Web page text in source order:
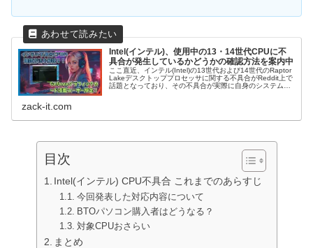
Intel(インテル)、使用中の13・14世代CPUに不
具合が発生しているかどうかの確認方法を案内中
ここ直近、インテル(Intel)の13世代および14世代のRaptor
Lakeデスクトッププロセッサに関する不具合がReddit上で
話題となっており、その不具合が実際に自身のシステムで
zack-it.com
目次
Intel(インテル) CPU不具合 これまでのあらすじ
今回発表した対応内容について
BTOパソコン購入者はどうなる？
対象CPUおさらい
まとめ